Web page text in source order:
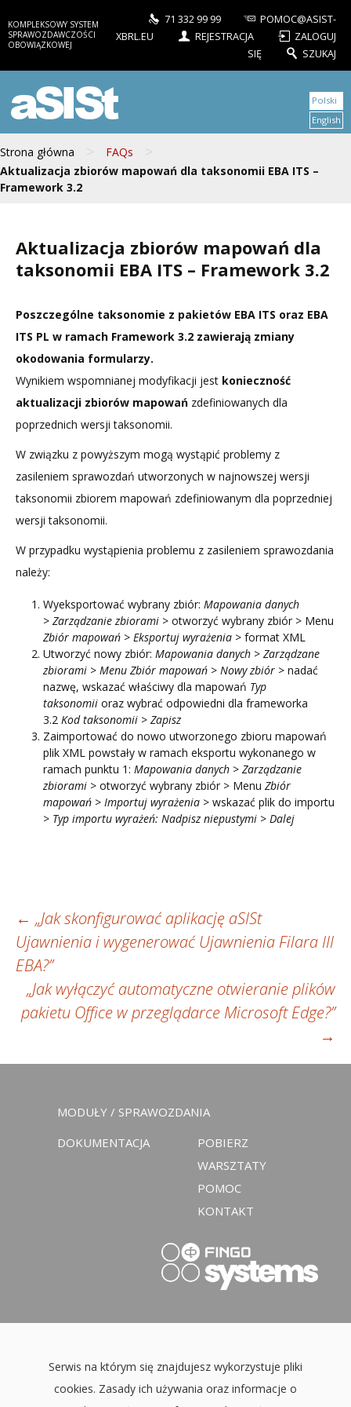
KOMPLEKSOWY SYSTEM
SPRAWOZDAWCZOŚCI
OBOWIĄZKOWEJ
71 332 99 99
POMOC@ASIST-
XBRL.EU
REJESTRACJA
ZALOGUJ
SIĘ
SZUKAJ
aSISt
Strona główna > FAQs >
Aktualizacja zbiorów mapowań dla taksonomii EBA ITS –
Framework 3.2
Polski
English
Aktualizacja zbiorów mapowań dla
taksonomii EBA ITS – Framework 3.2
Poszczególne taksonomie z pakietów EBA ITS oraz EBA
ITS PL w ramach Framework 3.2 zawierają zmiany
okodowania formularzy.
Wynikiem wspomnianej modyfikacji jest konieczność
aktualizacji zbiorów mapowań zdefiniowanych dla
poprzednich wersji taksonomii.
W związku z powyższym mogą wystąpić problemy z
zasileniem sprawozdań utworzonych w najnowszej wersji
taksonomii zbiorem mapowań zdefiniowanym dla poprzedniej
wersji taksonomii.
W przypadku wystąpienia problemu z zasileniem sprawozdania
należy:
Wyeksportować wybrany zbiór: Mapowania danych
> Zarządzanie zbiorami > otworzyć wybrany zbiór > Menu
Zbiór mapowań > Eksportuj wyrażenia > format XML
Utworzyć nowy zbiór: Mapowania danych > Zarządzane
zbiorami > Menu Zbiór mapowań > Nowy zbiór > nadać
nazwę, wskazać właściwy dla mapowań Typ
taksonomii oraz wybrać odpowiedni dla frameworka
3.2 Kod taksonomii > Zapisz
Zaimportować do nowo utworzonego zbioru mapowań
plik XML powstały w ramach eksportu wykonanego w
ramach punktu 1: Mapowania danych > Zarządzanie
zbiorami > otworzyć wybrany zbiór > Menu Zbiór
mapowań > Importuj wyrażenia > wskazać plik do importu
> Typ importu wyrażeń: Nadpisz niepustymi > Dalej
Zobacz
wpisy
← „Jak skonfigurować aplikację aSISt
Ujawnienia i wygenerować Ujawnienia Filara III
EBA?”
„Jak wyłączyć automatyczne otwieranie plików
pakietu Office w przeglądarce Microsoft Edge?”
→
MODUŁY / SPRAWOZDANIA
DOKUMENTACJA
POBIERZ
WARSZTATY
POMOC
KONTAKT
Serwis na którym się znajdujesz wykorzystuje pliki
cookies. Zasady ich używania oraz informacje o